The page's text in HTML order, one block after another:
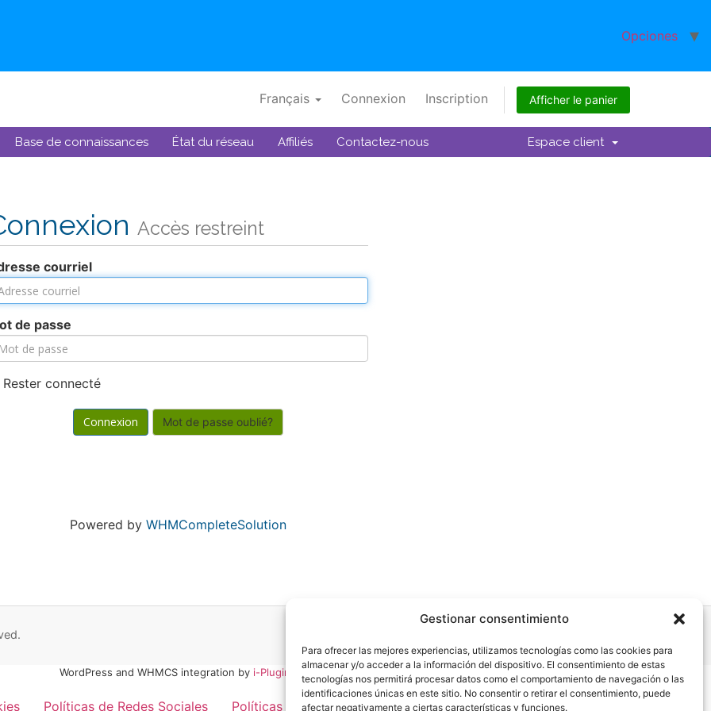
Gestionar consentimiento
Para ofrecer las mejores experiencias, utilizamos tecnologías como las cookies para
almacenar y/o acceder a la información del dispositivo. El consentimiento de estas
tecnologías nos permitirá procesar datos como el comportamiento de navegación o las
identificaciones únicas en este sitio. No consentir o retirar el consentimiento, puede
afectar negativamente a ciertas características y funciones.
Opciones
Français Connexion Inscription Afficher le panier
Base de connaissances État du réseau Affiliés Contactez-nous Espace client
Accès restreint
courriel
de passe
Rester connecté
Mot de passe oublié?
Powered by WHMCompleteSolution
WordPress and WHMCS integration by i-Plugins
Políticas de Redes Sociales Políticas de Privacidad